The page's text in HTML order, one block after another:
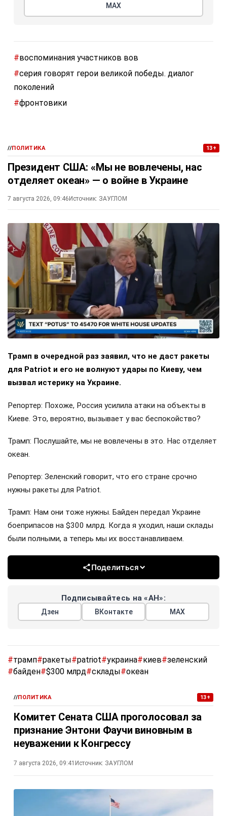
МАХ
#воспоминания участников вов
#серия говорят герои великой победы. диалог
поколений
#фронтовики
//ПОЛИТИКА 13+
Президент США: «Мы не вовлечены, нас
отделяет океан» — о войне в Украине
7 августа 2026, 09:46 Источник: ЗАУГЛОМ
Трамп в очередной раз заявил, что не даст ракеты
для Patriot и его не волнуют удары по Киеву, чем
вызвал истерику на Украине.
Репортер: Похоже, Россия усилила атаки на объекты в
Киеве. Это, вероятно, вызывает у вас беспокойство?
Трамп: Послушайте, мы не вовлечены в это. Нас отделяет
океан.
Репортер: Зеленский говорит, что его стране срочно
нужны ракеты для Patriot.
Трамп: Нам они тоже нужны. Байден передал Украине
боеприпасов на $300 млрд. Когда я уходил, наши склады
были полными, а теперь мы их восстанавливаем.
Поделиться
Подписывайтесь на «АН»:
Дзен ВКонтакте МАХ
#трамп#ракеты#patriot#украина#киев#зеленский
#байден#$300 млрд#склады#океан
//ПОЛИТИКА 13+
Комитет Сената США проголосовал за
признание Энтони Фаучи виновным в
неуважении к Конгрессу
7 августа 2026, 09:41 Источник: ЗАУГЛОМ